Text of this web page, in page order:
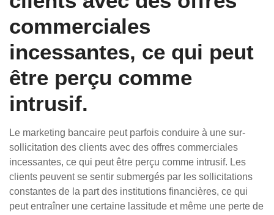
commerciales
incessantes, ce qui peut
être perçu comme
intrusif.
Le marketing bancaire peut parfois conduire à une sur-
sollicitation des clients avec des offres commerciales
incessantes, ce qui peut être perçu comme intrusif. Les
clients peuvent se sentir submergés par les sollicitations
constantes de la part des institutions financières, ce qui
peut entraîner une certaine lassitude et même une perte de